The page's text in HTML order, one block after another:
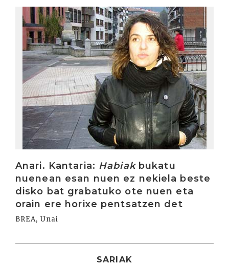
Anari. Kantaria: Habiakbukatu
nuenean esan nuen ez nekiela beste
disko bat grabatuko ote nuen eta
orain ere horixe pentsatzen det
BREA, Unai
Irakurri
SARIAK